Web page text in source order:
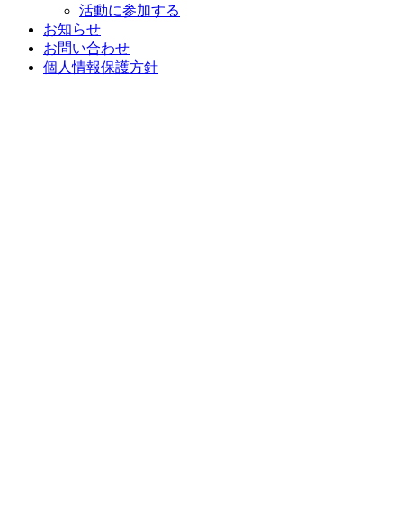
活動に参加する
お知らせ
お問い合わせ
個人情報保護方針